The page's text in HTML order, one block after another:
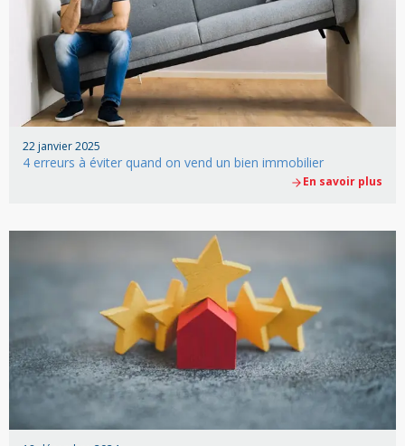
22 janvier 2025
4 erreurs à éviter quand on vend un bien immobilier
En savoir plus